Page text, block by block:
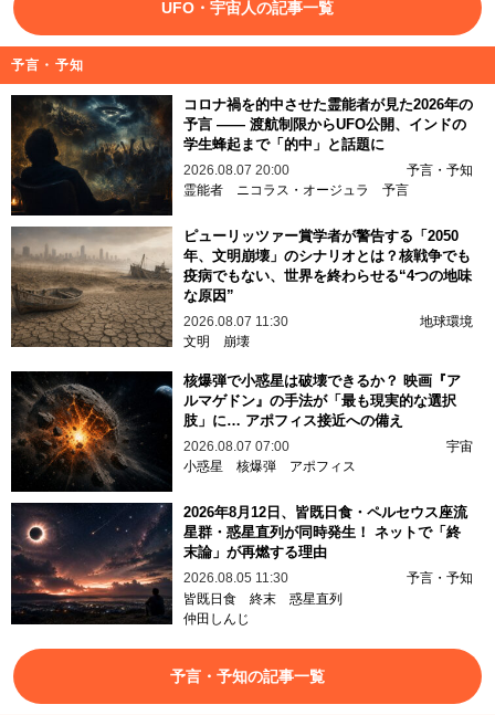
UFO・宇宙人の記事一覧
予言・予知
コロナ禍を的中させた霊能者が見た2026年の
予言 —— 渡航制限からUFO公開、インドの
学生蜂起まで「的中」と話題に
2026.08.07 20:00
予言・予知
霊能者
ニコラス・オージュラ 予言
ピューリッツァー賞学者が警告する「2050
年、文明崩壊」のシナリオとは？核戦争でも
疫病でもない、世界を終わらせる“4つの地味
な原因”
2026.08.07 11:30
地球環境
文明
崩壊
核爆弾で小惑星は破壊できるか？ 映画『ア
ルマゲドン』の手法が「最も現実的な選択
肢」に… アポフィス接近への備え
2026.08.07 07:00
宇宙
小惑星 核爆弾 アポフィス
2026年8月12日、皆既日食・ペルセウス座流
星群・惑星直列が同時発生！ ネットで「終
末論」が再燃する理由
2026.08.05 11:30
予言・予知
皆既日食 終末 惑星直列
仲田しんじ
予言・予知の記事一覧